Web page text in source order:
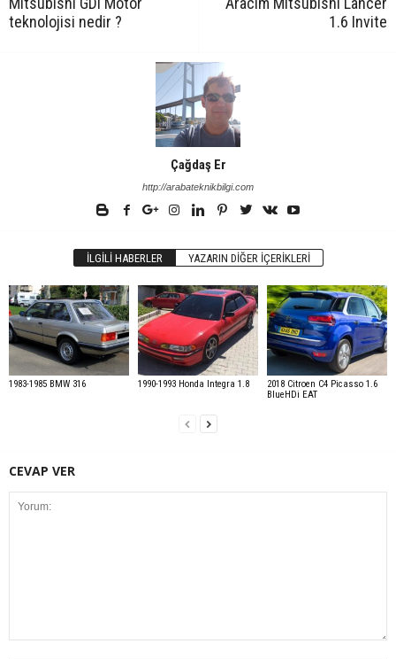
teknolojisi nedir ?
1.6 Invite
Çağdaş Er
http://arabateknikbilgi.com
İLGILI HABERLER YAZARIN DIĞER İÇERIKLERI
1983-1985 BMW 316 1990-1993 Honda Integra 1.8
2018 Citroen C4 Picasso 1.6
BlueHDi EAT
CEVAP VER